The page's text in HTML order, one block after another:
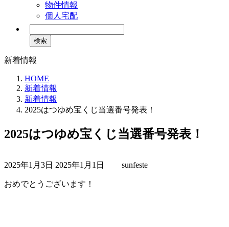
物件情報
個人宅配
索:
新着情報
HOME
新着情報
新着情報
2025はつゆめ宝くじ当選番号発表！
2025はつゆめ宝くじ当選番号発表！
2025年1月3日 終
更
新
2025年1月1日 sunfeste
おめでとうございます！